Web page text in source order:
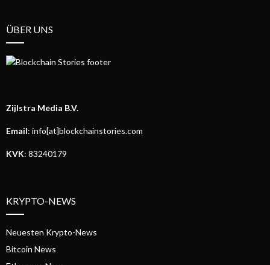
ÜBER UNS
Zijlstra Media B.V.
Email: info[at]blockchainstories.com
KVK: 83240179
KRYPTO-NEWS
Neuesten Krypto-News
Bitcoin News